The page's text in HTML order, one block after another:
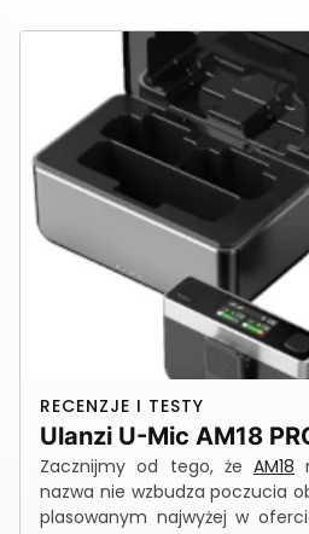
RECENZJE I TESTY
Ulanzi U-Mic AM18
Zacznijmy od tego, że AM18
nazwa nie wzbudza poczucia
plasowanym najwyżej w